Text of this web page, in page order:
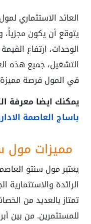
العائد الاستثماري
يتوقع أن يكون مجزياً،
الوحدات، ارتفاع
التشغيل، جميع هذه
في المول فرصة مميزة
يمكنك ايضا معرفة
باساج العاصمة
مميزات مول
يعتبر مول سنتو
الرائدة
تمتاز بالعديد من
للمستثمرين. من بين